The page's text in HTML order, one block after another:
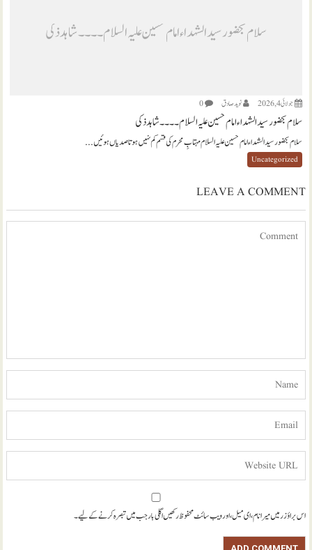
سلام بحضور سيدالشہداء امام حسين عليہ السلام ۔۔۔۔ شاہد ذکی
جولائی 4, 2026 نويد صادق 0
سلام بحضور سيدالشہداء امام حسين عليہ السلام ۔۔۔۔ شاہد ذکی
سلام بحضور سيدالشہداء امام حسين عليہ السلام مہتابِ محرم کی قسم کم نہيں ہوتا صدياں ہوئيں...
Uncategorized
LEAVE A COMMENT
اس براؤزر میں میرا نام، ای میل، اور ویب سائٹ محفوظ رکھیں اگلی بار جب میں تبصرہ کرنے کےلیے۔